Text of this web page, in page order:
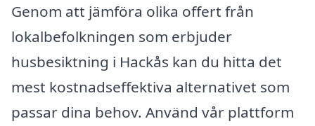
Genom att jämföra olika offert från
lokalbefolkningen som erbjuder
husbesiktning i Hackås kan du hitta det
mest kostnadseffektiva alternativet som
passar dina behov. Använd vår plattform